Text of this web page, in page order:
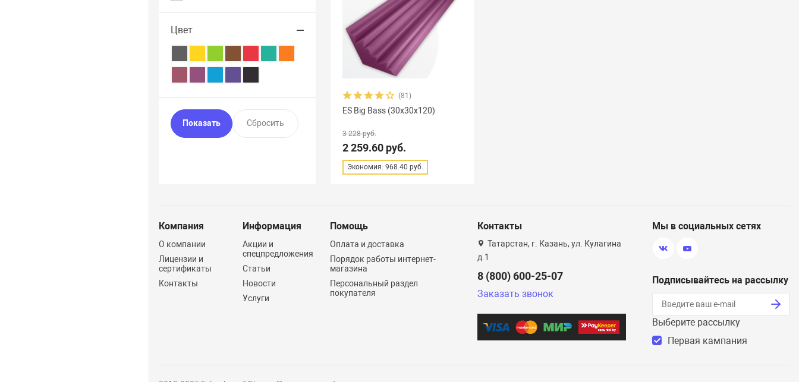
Цвет
(81)
ES Big Bass (30x30x120)
3 228 руб.
2 259.60 руб.
Экономия: 968.40 руб.
Компания
О компании
Лицензии и
сертификаты
Контакты
Информация
Акции и
спецпредложения
Статьи
Новости
Услуги
Помощь
Оплата и доставка
Порядок работы интернет-
магазина
Персональный раздел
покупателя
Контакты
Татарстан, г. Казань, ул. Кулагина
д.1
8 (800) 600-25-07
Заказать звонок
Мы в социальных сетях
Подписывайтесь на рассылку
Выберите рассылку
Первая кампания